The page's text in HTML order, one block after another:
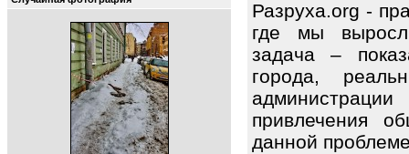
Разруха.org -
где мы
задача –
города,
привлечения
данной